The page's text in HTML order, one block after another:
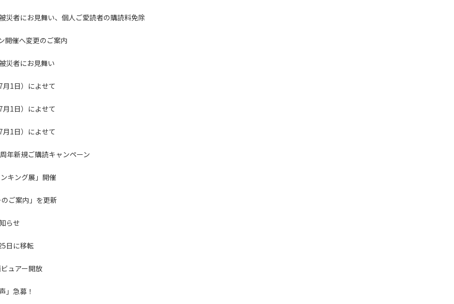
災者にお見舞い、個人ご愛読者の購読料免除
催へ変更のご案内
災者にお見舞い
月1日）によせて
月1日）によせて
月1日）によせて
年新規ご購読キャンペーン
キング展」開催
のご案内」を更新
らせ
日に移転
ュアー開放
」急募！